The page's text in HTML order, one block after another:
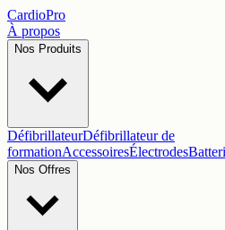
CardioPro
À propos
Nos Produits
DéfibrillateurDéfibrillateur de
formationAccessoiresÉlectrodes
Nos Offres